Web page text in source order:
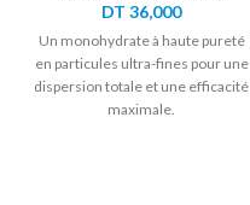
DT 36,000
Un monohydrate à haute pureté
en particules ultra-fines pour une
dispersion totale et une efficacité
maximale.